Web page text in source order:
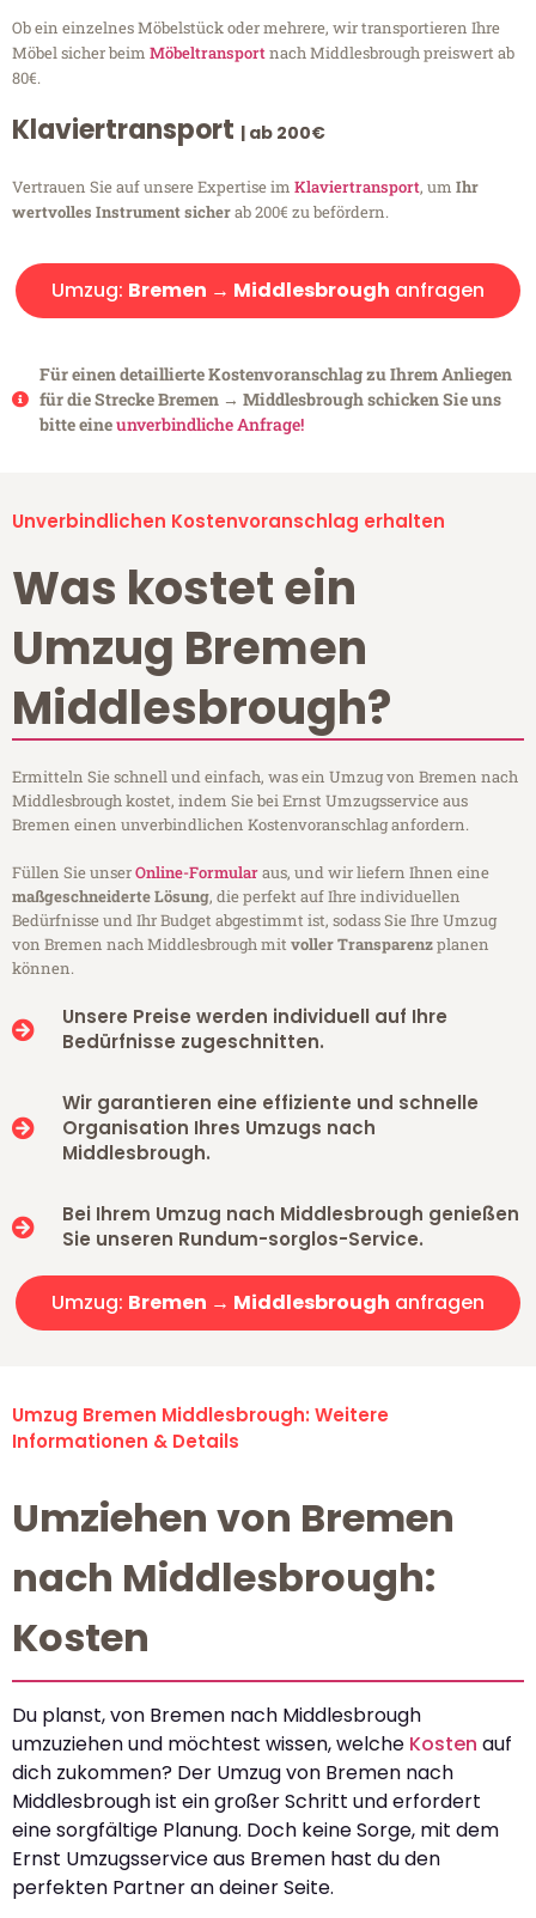
Ob ein einzelnes Möbelstück oder mehrere, wir transportieren Ihre
Möbel sicher beim Möbeltransportnach Middlesbrough preiswert ab
80€.
Klaviertransport | ab 200€
Vertrauen Sie auf unsere Expertise im Klaviertransport, um Ihr
wertvolles Instrument sicherab 200€ zu befördern.
Umzug: Bremen → Middlesbrough anfragen
Für einen detaillierte Kostenvoranschlag zu Ihrem Anliegen
für die Strecke Bremen → Middlesbrough schicken Sie uns
bitte eineunverbindliche Anfrage!
Unverbindlichen Kostenvoranschlag erhalten
Was kostet ein
Umzug Bremen
Middlesbrough?
Ermitteln Sie schnell und einfach, was ein Umzug von Bremen nach
Middlesbrough kostet, indem Sie bei Ernst Umzugsservice aus
Bremen einen unverbindlichen Kostenvoranschlag anfordern.
Füllen Sie unserOnline-Formularaus, und wir liefern Ihnen eine
maßgeschneiderte Lösung, die perfekt auf Ihre individuellen
Bedürfnisse und Ihr Budget abgestimmt ist, sodass Sie Ihre Umzug
von Bremen nach Middlesbrough mitvoller Transparenzplanen
können.
Unsere Preise werden individuell auf Ihre
Bedürfnisse zugeschnitten.
Wir garantieren eine effiziente und schnelle
Organisation Ihres Umzugs nach
Middlesbrough.
Bei Ihrem Umzug nach Middlesbrough genießen
Sie unseren Rundum-sorglos-Service.
Umzug: Bremen → Middlesbrough anfragen
Umzug Bremen Middlesbrough: Weitere
Informationen & Details
Umziehen von Bremen
nach Middlesbrough:
Kosten
Du planst, von Bremen nach Middlesbrough
umzuziehen und möchtest wissen, welche Kosten auf
dich zukommen? Der Umzug von Bremen nach
Middlesbrough ist ein großer Schritt und erfordert
eine sorgfältige Planung. Doch keine Sorge, mit dem
Ernst Umzugsservice aus Bremen hast du den
perfekten Partner an deiner Seite.